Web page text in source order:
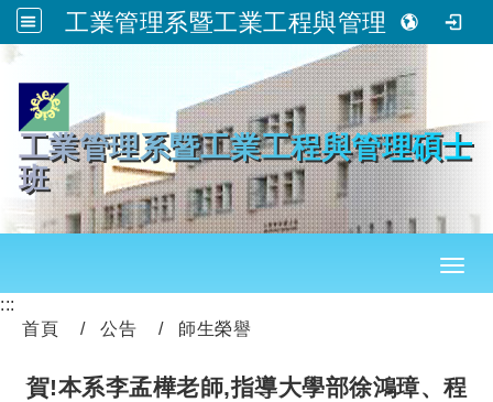
工業管理系暨工業工程與管理碩士班
跳到主要內容
工業管理系暨工業工程與管理碩士
班
:::
首頁
公告 師生榮譽
賀!本系李孟樺老師,指導大學部徐鴻璋、程